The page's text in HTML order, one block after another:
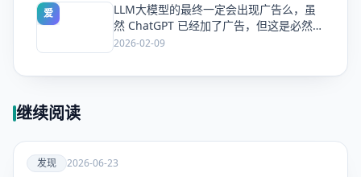
爱
LLM大模型的最终一定会出现广告么，虽
然 ChatGPT 已经加了广告，但这是必然终
局么？
2026-02-09
继续阅读
爱
发现 2026-06-23